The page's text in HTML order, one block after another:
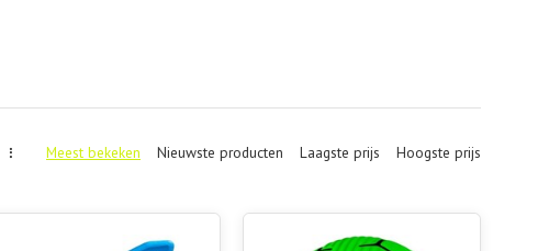
Meest bekeken Nieuwste producten Laagste prijs Hoogste prijs